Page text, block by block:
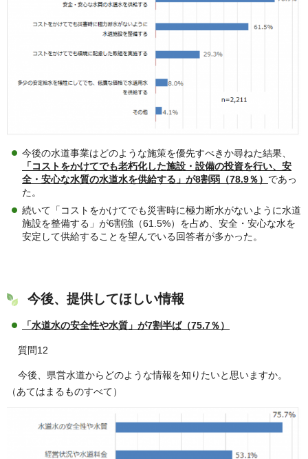
今後の水道事業はどのような施策を優先すべきか尋ねた結果、
「コストをかけてでも老朽化した施設・設備の投資を行い、安
全・安心な水質の水道水を供給する」が8割弱（78.9％） であっ
た。
続いて「コストをかけてでも災害時に極力断水がないように水道
施設を整備する」が6割強（61.5%）を占め、安全・安心な水を
安定して供給することを望んでいる回答者が多かった。
今後、提供してほしい情報
「水道水の安全性や水質」が7割半ば（75.7％）
質問12
今後、県営水道からどのような情報を知りたいと思いますか。
（あてはまるものすべて）